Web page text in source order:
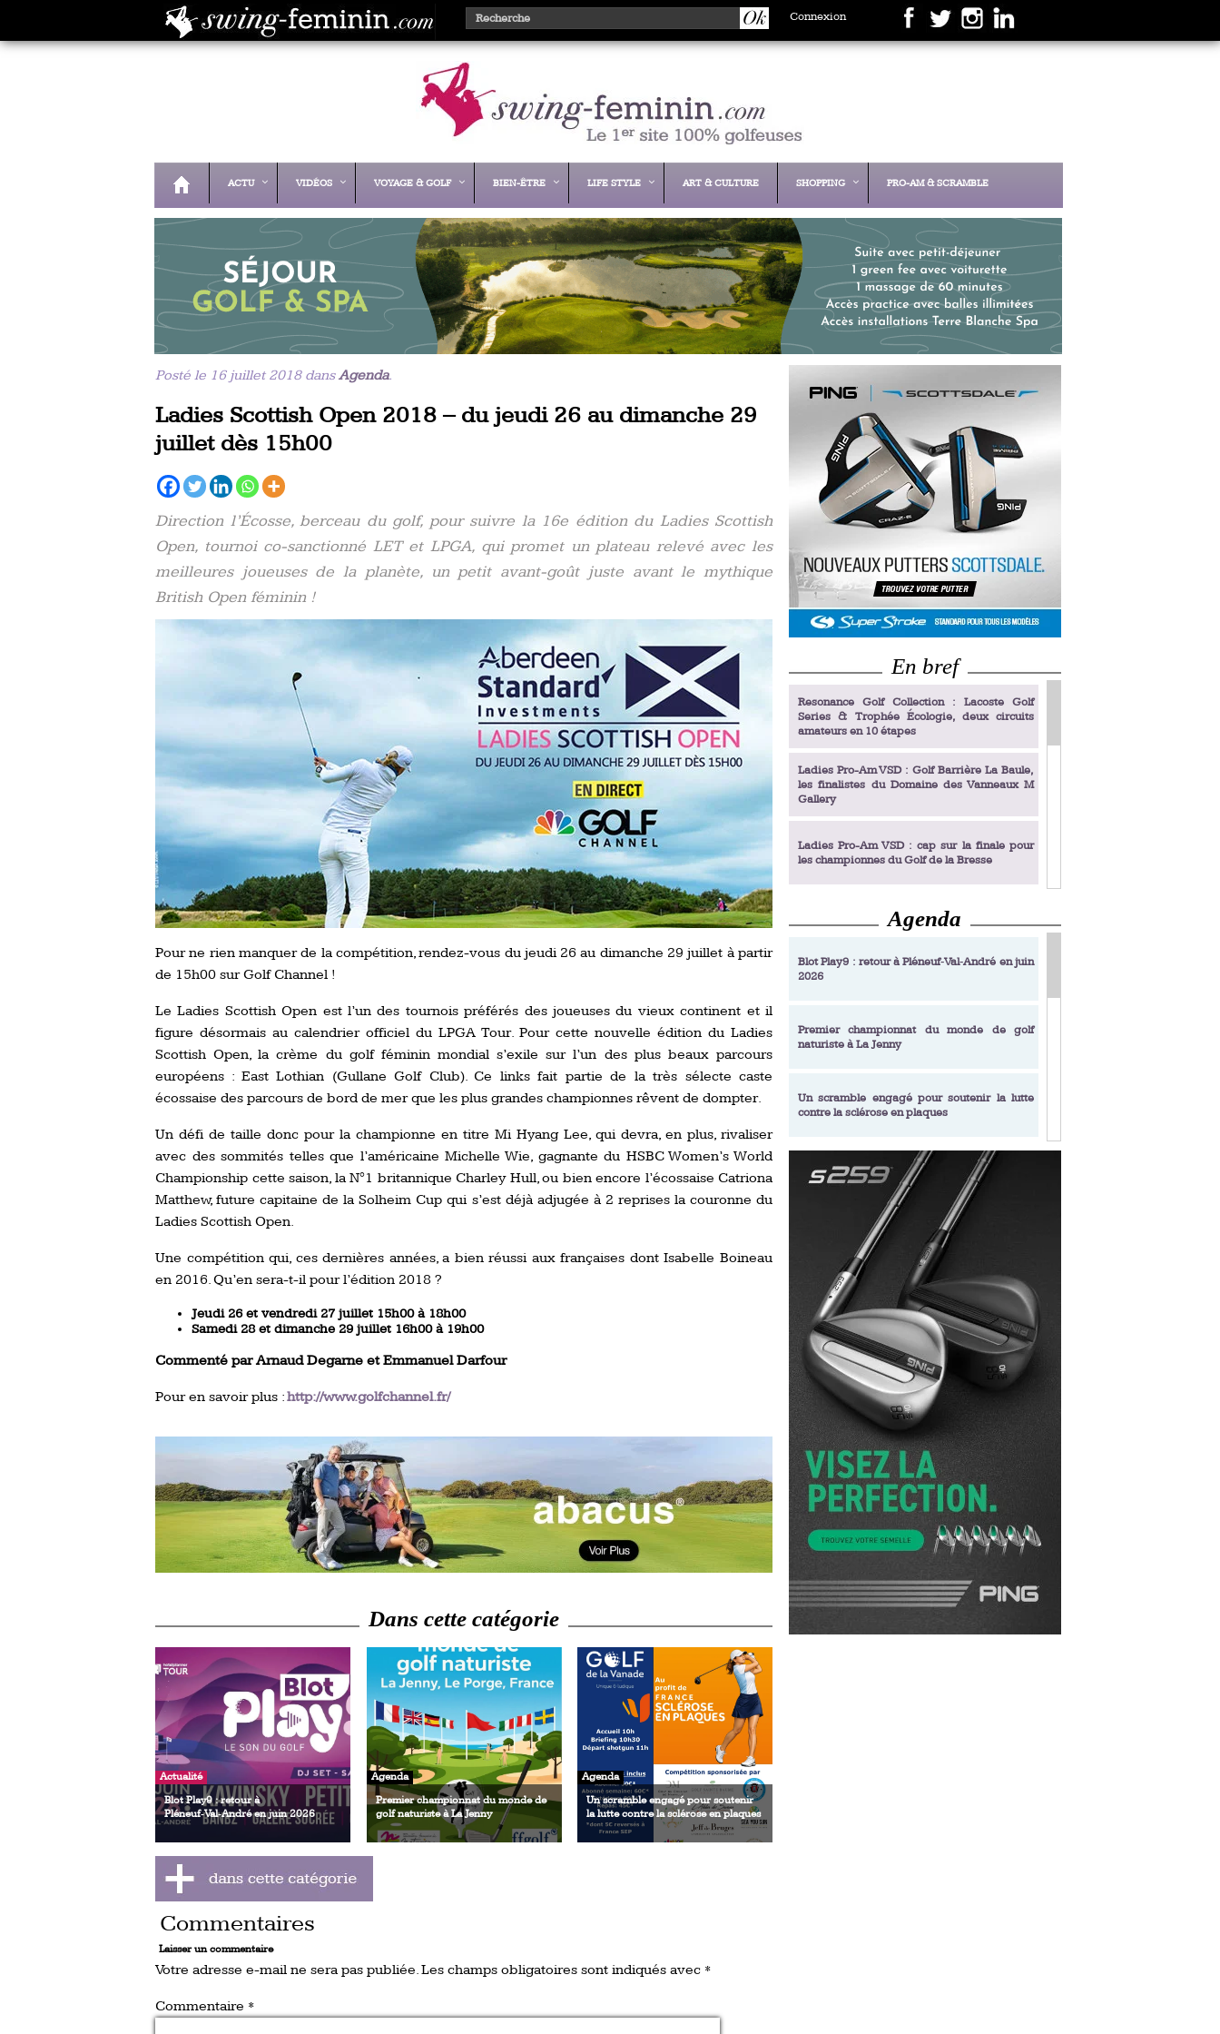
Connexion
ACTU VIDÉOS VOYAGE & GOLF BIEN-ÊTRE LIFE STYLE ART & CULTURE SHOPPING PRO-AM & SCRAMBLE
Posté le 16 juillet 2018 dansAgenda.
Ladies Scottish Open 2018 – du jeudi 26 au dimanche 29
juillet dès 15h00
Direction l’Écosse, berceau du golf, pour suivre la 16e édition du Ladies Scottish
Open, tournoi co-sanctionné LET et LPGA, qui promet un plateau relevé avec les
meilleures joueuses de la planète, un petit avant-goût juste avant le mythique
British Open féminin !
Pour ne rien manquer de la compétition, rendez-vous du jeudi 26 au dimanche 29 juillet à partir
de 15h00 sur Golf Channel !
Le Ladies Scottish Open est l’un des tournois préférés des joueuses du vieux continent et il
figure désormais au calendrier officiel du LPGA Tour. Pour cette nouvelle édition du Ladies
Scottish Open, la crème du golf féminin mondial s’exile sur l’un des plus beaux parcours
européens : East Lothian (Gullane Golf Club). Ce links fait partie de la très sélecte caste
écossaise des parcours de bord de mer que les plus grandes championnes rêvent de dompter.
Un défi de taille donc pour la championne en titre Mi Hyang Lee, qui devra, en plus, rivaliser
avec des sommités telles que l’américaine Michelle Wie, gagnante du HSBC Women’s World
Championship cette saison, la N°1 britannique Charley Hull, ou bien encore l’écossaise Catriona
Matthew, future capitaine de la Solheim Cup qui s’est déjà adjugée à 2 reprises la couronne du
Ladies Scottish Open.
Une compétition qui, ces dernières années, a bien réussi aux françaises dont Isabelle Boineau
en 2016. Qu’en sera-t-il pour l’édition 2018 ?
Jeudi 26 et vendredi 27 juillet 15h00 à 18h00
Samedi 28 et dimanche 29 juillet 16h00 à 19h00
Commenté par Arnaud Degarne et Emmanuel Darfour
Pour en savoir plus :http://www.golfchannel.fr/
Dans cette catégorie
Actualité
Blot Play9 : retour à
Pléneuf‑Val‑André en juin 2026
Agenda
Premier championnat du monde de
golf naturiste à La Jenny
Agenda
Un scramble engagé pour soutenir
la lutte contre la sclérose en plaques
Commentaires
Laisser un commentaire
Votre adresse e-mail ne sera pas publiée.Les champs obligatoires sont indiqués avec *
Commentaire *
En bref
Resonance Golf Collection : Lacoste Golf
Series & Trophée Écologie, deux circuits
amateurs en 10 étapes
Ladies Pro-Am VSD : Golf Barrière La Baule,
les finalistes du Domaine des Vanneaux M
Gallery
Ladies Pro-Am VSD : cap sur la finale pour
les championnes du Golf de la Bresse
Ladies Pro-Am VSD : Golf du Prieuré, elles
décrochent leur billet pour la finale
Enfin un livre de golf pensé pour les femmes
Ladies Pro-Am VSD : les premières
Académie Golf Barrière Julien Xanthopoulos,
Amundi Evian Championship, de nouvelles
expériences immersives
Tiger Woods se retire du Genesis Invitational
Evian Resort Golf Club : Saison 2 du
Programme Performance
Agenda
Blot Play9 : retour à Pléneuf‑Val‑André en juin
2026
Premier championnat du monde de golf
naturiste à La Jenny
Un scramble engagé pour soutenir la lutte
contre la sclérose en plaques
Resonance Golf Collection : Lacoste Golf
Series & Trophée Écologie, deux circuits
amateurs en 10 étapes
Royal Air Maroc Golf & Padel Cup : le nouvel
event sport et networking
LPGA Tour 2026 : une saison record pour le
golf féminin
Ladies European Tour 2026 : une saison
historique sur cinq continents
Debout en Bouts prolonge la Fashion Week à
Roland-Garros
Lacoste Ladies Open 2025 : Céline Boutier
de retour à Deauville
Chypre